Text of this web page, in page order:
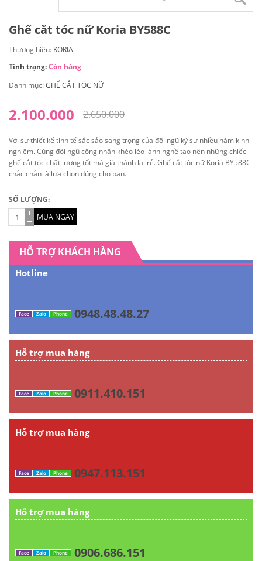
Ghế cắt tóc nữ Koria BY588C
Thương hiệu: KORIA
Tình trạng:Còn hàng
Danh mục:GHẾ CẮT TÓC NỮ
2.650.000
2.100.000
Với sự thiết kế tinh tế sắc sảo sang trọng của đội ngũ kỹ sư nhiều năm kinh
nghiệm. Cùng đội ngũ công nhân khéo léo lành nghề tạo nên những chiếc
ghế cắt tóc chất lượng tốt mà giá thành lại rẻ. Ghế cắt tóc nữ Koria BY588C
chắc chắn là lựa chọn đúng cho bạn.
SỐ LƯỢNG:
MUA NGAY
HỖ TRỢ KHÁCH HÀNG
Hotline
Face Zalo Phone 0948.48.48.27
Hỗ trợ mua hàng
Face Zalo Phone 0911.410.151
Hỗ trợ mua hàng
Face Zalo Phone 0947.113.151
Hỗ trợ mua hàng
Face Zalo Phone 0906.686.151